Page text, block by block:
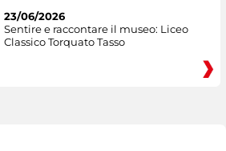
23/06/2026
Sentire e raccontare il museo: Liceo
Classico Torquato Tasso